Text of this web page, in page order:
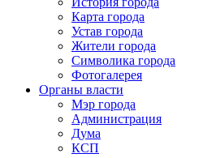
Карта города
Устав города
Жители города
Символика города
Фотогалерея
Органы власти
Мэр города
Администрация
Дума
КСП